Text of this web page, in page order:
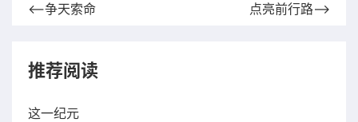
⟵争天索命 点亮前行路⟶
推荐阅读
这一纪元